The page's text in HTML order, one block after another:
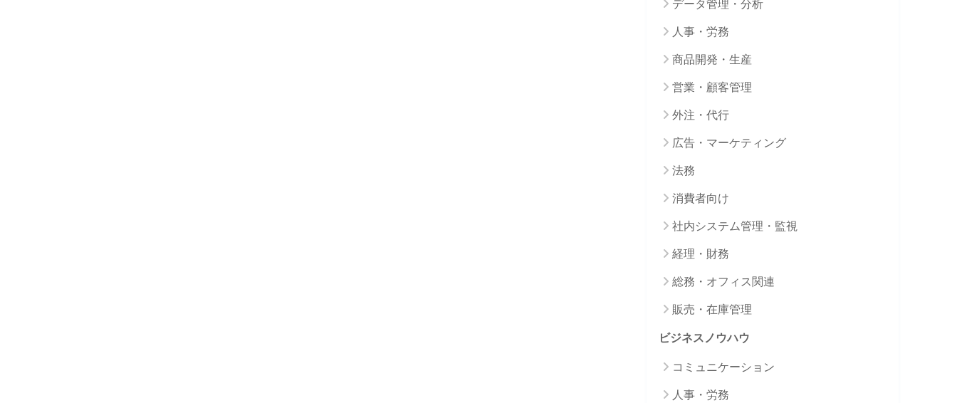
データ管理・分析
人事・労務
商品開発・生産
営業・顧客管理
外注・代行
広告・マーケティング
法務
消費者向け
社内システム管理・監視
経理・財務
総務・オフィス関連
販売・在庫管理
ビジネスノウハウ
コミュニケーション
人事・労務